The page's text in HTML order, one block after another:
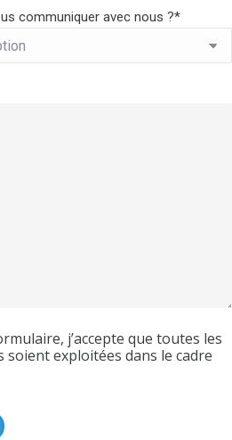
communiquer avec nous ?*
j’accepte que toutes les
exploitées dans le cadre